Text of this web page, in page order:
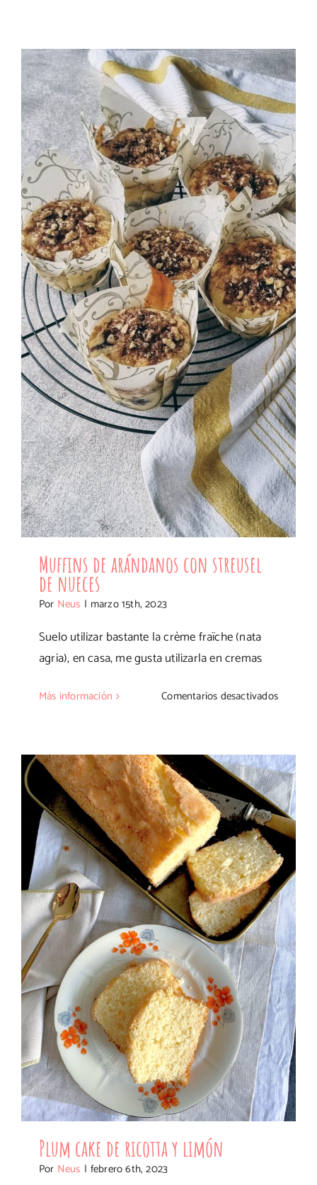
de
y
crujiente
de
avellanas
Muffins de arándanos con streusel de
nueces
Muffins de arándanos con streusel
de nueces
Por Neus | marzo 15th, 2023
Suelo utilizar bastante la crème fraïche (nata
agria), en casa, me gusta utilizarla en cremas
Más información Comentarios desactivadosen
con
streusel
de
nueces
Plum cake de ricotta y limón
Plum cake de ricotta y limón
Por Neus | febrero 6th, 2023